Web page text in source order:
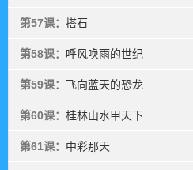
第57课： 搭石
第58课： 呼风唤雨的世纪
第59课： 飞向蓝天的恐龙
第60课： 桂林山水甲天下
第61课： 中彩那天